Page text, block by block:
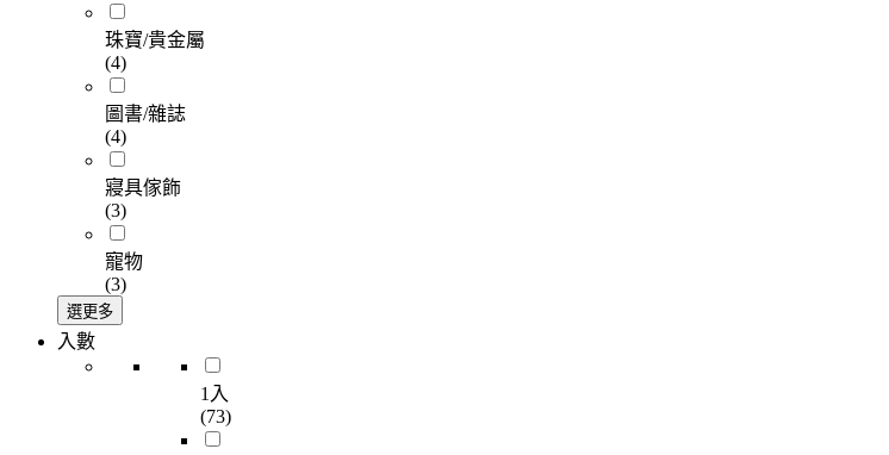
珠寶/貴金屬
(4)
圖書/雜誌
(4)
寢具傢飾
(3)
寵物
(3)
選更多
入數
1入
(73)